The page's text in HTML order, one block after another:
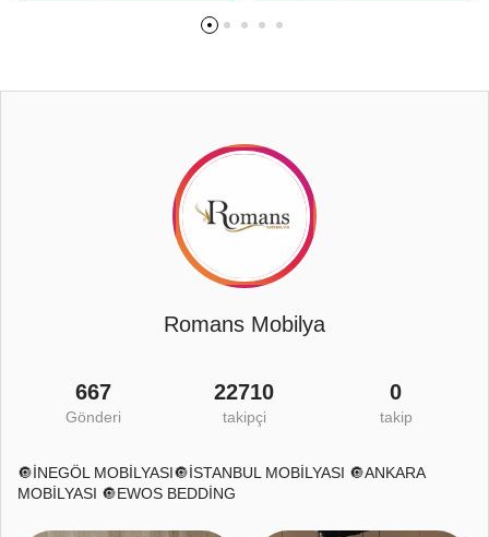
Romans Mobilya
667
Gönderi
22710
takipçi
0
takip
🔘İNEGÖL MOBİLYASI🔘İSTANBUL MOBİLYASI 🔘ANKARA
MOBİLYASI 🔘EWOS BEDDİNG